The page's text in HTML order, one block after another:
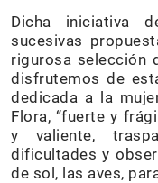
Dicha iniciativa
sucesivas
rigurosa selección
disfrutemos de
dedicada a la
Flora, “fuerte y
y valiente,
dificultades y
de sol, las aves,